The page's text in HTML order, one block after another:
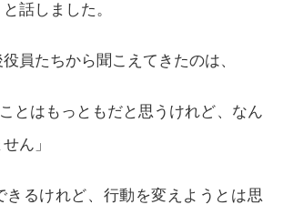
話しました。
員たちから聞こえてきたのは、
ことはもっともだと思うけれど、なん
ん」
きるけれど、行動を変えようとは思